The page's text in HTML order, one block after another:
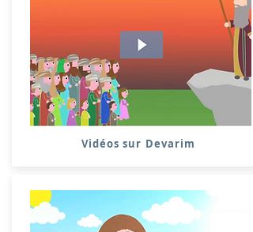
Vidéos sur Devarim